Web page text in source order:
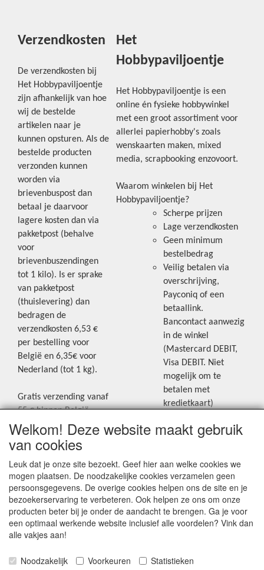
Verzendkosten
De verzendkosten bij
Het Hobbypaviljoentje
zijn afhankelijk van hoe
wij de bestelde
artikelen naar je
kunnen opsturen. Als de
bestelde producten
verzonden kunnen
worden via
brievenbuspost dan
betaal je daarvoor
lagere kosten dan via
pakketpost (behalve
voor
brievenbuszendingen
tot 1 kilo). Is er sprake
van pakketpost
(thuislevering) dan
bedragen de
verzendkosten 6,53 €
per bestelling voor
België en 6,35€ voor
Nederland (tot 1 kg).
Gratis verzending vanaf
55 € binnen België.
Gratis verzending vanaf
65 € naar Nederland.
Levering andere
landen: geen gratis
verzending, portkosten
worden aangerekend.
Zie voor een overzicht
van alle verzendkosten
"Verzendkosten" op de
Het
Hobbypaviljoentje
Het Hobbypaviljoentje is een
online én fysieke hobbywinkel
met een groot assortiment voor
allerlei papierhobby's zoals
wenskaarten maken, mixed
media, scrapbooking enzovoort.
Waarom winkelen bij Het
Hobbypaviljoentje?
Scherpe prijzen
Lage verzendkosten
Geen minimum
bestelbedrag
Veilig betalen via
overschrijving,
Payconiq of een
betaallink.
Bancontact aanwezig
in de winkel
(Mastercard DEBIT,
Visa DEBIT. Niet
mogelijk om te
betalen met
kredietkaart)
Blijf op de hoogte van de laatste
onze Facebookpagina.
Welkom! Deze website maakt gebruik
van cookies
Leuk dat je onze site bezoekt. Geef hier aan welke cookies we
mogen plaatsen. De noodzakelijke cookies verzamelen geen
persoonsgegevens. De overige cookies helpen ons de site en je
bezoekerservaring te verbeteren. Ook helpen ze ons om onze
producten beter bij je onder de aandacht te brengen. Ga je voor
een optimaal werkende website inclusief alle voordelen? Vink dan
alle vakjes aan!
Noodzakelijk Voorkeuren Statistieken